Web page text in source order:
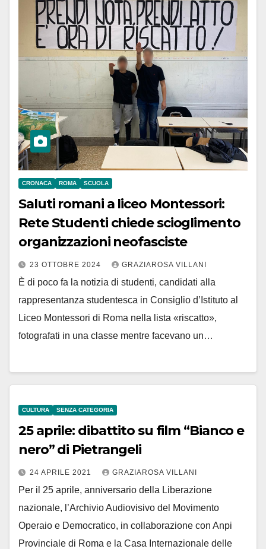
CRONACA ROMA SCUOLA
Saluti romani a liceo Montessori:
Rete Studenti chiede scioglimento
organizzazioni neofasciste
23 OTTOBRE 2024 GRAZIAROSA VILLANI
È di poco fa la notizia di studenti, candidati alla
rappresentanza studentesca in Consiglio d’Istituto al
Liceo Montessori di Roma nella lista «riscatto»,
fotografati in una classe mentre facevano un…
CULTURA SENZA CATEGORIA
25 aprile: dibattito su film “Bianco e
nero” di Pietrangeli
24 APRILE 2021 GRAZIAROSA VILLANI
Per il 25 aprile, anniversario della Liberazione
nazionale, l’Archivio Audiovisivo del Movimento
Operaio e Democratico, in collaborazione con Anpi
Provinciale di Roma e la Casa Internazionale delle